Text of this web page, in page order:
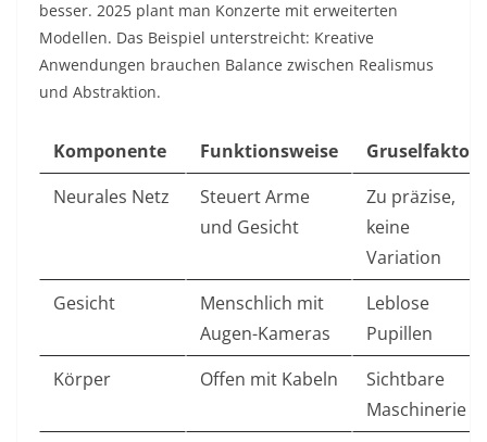
besser. 2025 plant man Konzerte mit erweiterten
Modellen. Das Beispiel unterstreicht: Kreative
Anwendungen brauchen Balance zwischen Realismus
und Abstraktion.​
Komponente Funktionsweise
Gruselfaktor
Neurales Netz
Steuert Arme
und Gesicht
Zu präzise,
keine
Variation
Gesicht
Menschlich mit
Augen-Kameras
Leblose
Pupillen
Körper
Offen mit Kabeln
Sichtbare
Maschinerie